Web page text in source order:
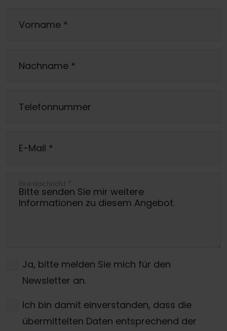
Vorname *
Nachname *
Telefonnummer
E-Mail *
Ihre Nachricht *
Ja, bitte melden Sie mich für den
Newsletter an.
Ich bin damit einverstanden, dass die
übermittelten Daten entsprechend der